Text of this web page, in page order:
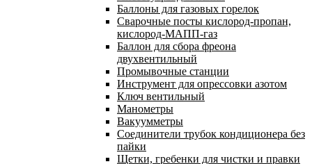
Баллоны для газовых горелок
Сварочные посты кислород-пропан,
кислород-МАПП-газ
Баллон для сбора фреона
двухвентильный
Промывочные станции
Инструмент для опрессовки азотом
Ключ вентильный
Манометры
Вакуумметры
Соединители трубок кондиционера без
пайки
Щетки, гребенки для чистки и правки